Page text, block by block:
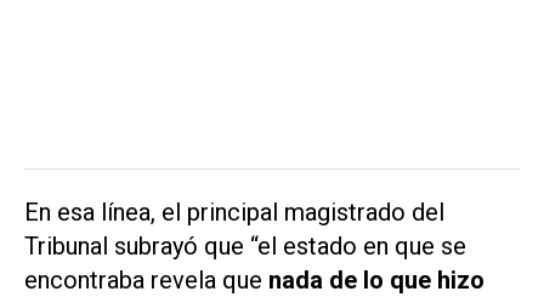
En esa línea, el principal magistrado del
Tribunal subrayó que “el estado en que se
encontraba revela que nada de lo que hizo